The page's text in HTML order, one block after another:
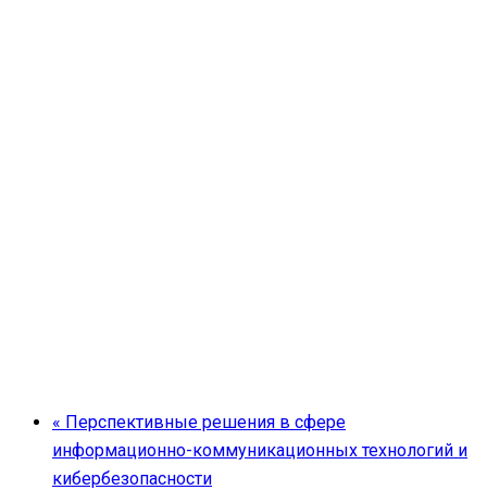
« Перспективные решения в сфере
информационно-коммуникационных технологий и
кибербезопасности